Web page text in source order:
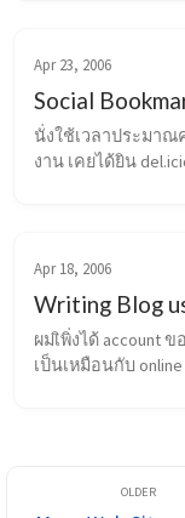
Apr 23, 2006
Social
นั่งใช้เวลาประมาณ
งาน เคยได้ยิน
Apr 18, 2006
Writing Blog
ผมเิพิ่งได้ account
เป็นเหมือนกับ